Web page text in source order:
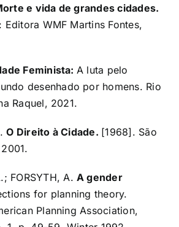
e vida de grandes cidades.
Editora WMF Martins Fontes,
Feminista: A luta pelo
desenhado por homens. Rio
Raquel, 2021.
O Direito à Cidade. [1968]. São
FORSYTH, A. A gender
for planning theory.
Planning Association,